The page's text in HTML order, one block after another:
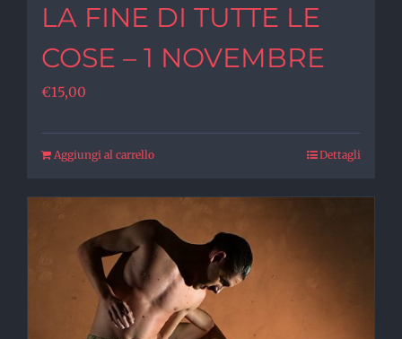
LA FINE DI TUTTE LE
COSE – 1 NOVEMBRE
€15,00
Aggiungi al carrello Dettagli